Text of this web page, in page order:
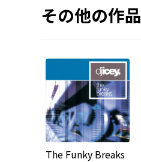
その他の作品
The Funky Breaks